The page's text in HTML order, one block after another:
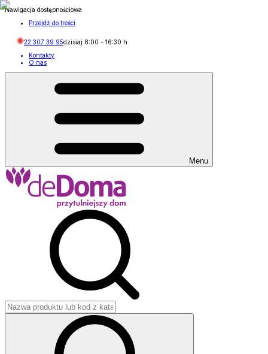
Nawigacja dostępnościowa
Przejdź do treści
22 307 39 95dzisiaj 8:00 - 16:30 h
Kontakty
O nas
Menu